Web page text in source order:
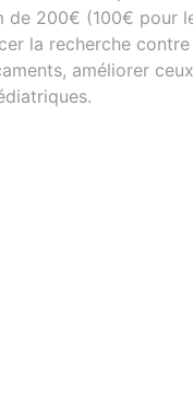
de 200€ (100€ pour
la recherche
améliorer